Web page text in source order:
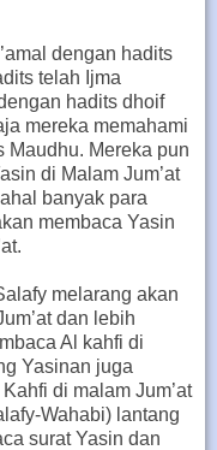
dengan hadits
telah Ijma
hadits dhoif
mereka memahami
Maudhu. Mereka pun
di Malam Jum’at
banyak para
membaca Yasin
melarang akan
dan lebih
Al kahfi di
Yasinan juga
di malam Jum’at
Wahabi) lantang
surat Yasin dan